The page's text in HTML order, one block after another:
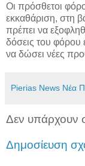
Οι πρόσθετοι
εκκαθάριση, στη
πρέπει να
δόσεις του φόρου
να δώσει νέες
Pierias News Νέα
Δεν υπάρχουν
Δημοσίευση